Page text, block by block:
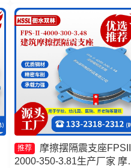
推荐
摩擦摆隔震支座
2000-350-3.81生产厂家 摩